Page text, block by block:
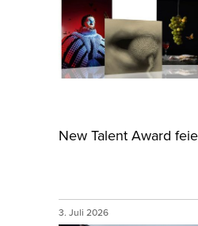
New Talent Award
3. Juli 2026